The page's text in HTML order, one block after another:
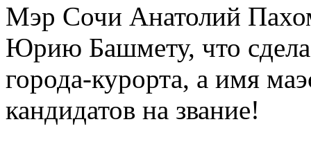
Мэр Сочи Анатолий
Юрию Башмету, что
города-курорта, а имя
кандидатов на звание!